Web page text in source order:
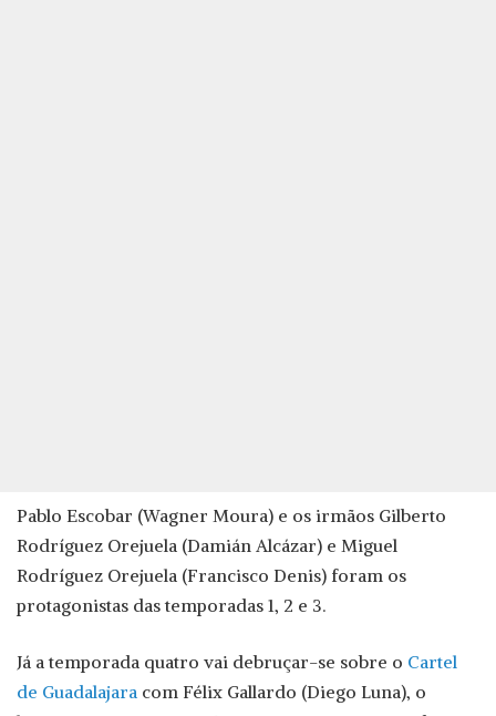
Pablo Escobar (Wagner Moura) e os irmãos Gilberto
Rodríguez Orejuela (Damián Alcázar) e Miguel
Rodríguez Orejuela (Francisco Denis) foram os
protagonistas das temporadas 1, 2 e 3.
Já a temporada quatro vai debruçar-se sobre o Cartel
de Guadalajara com Félix Gallardo (Diego Luna), o